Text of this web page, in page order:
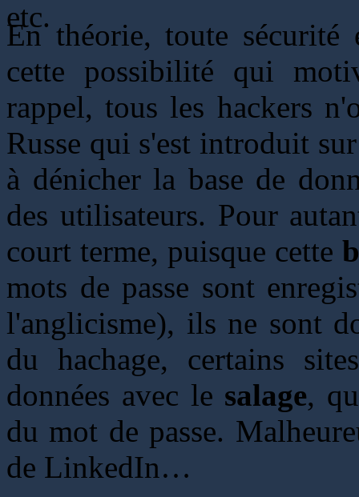
En théorie, toute sécurité
cette possibilité qui
rappel, tous les hackers
Russe qui s'est introduit
à dénicher la base de
des utilisateurs. Pour
court terme, puisque cette
mots de passe sont
l'anglicisme), ils ne sont
du hachage, certains
données avec le salage,
du mot de passe.
de LinkedIn…